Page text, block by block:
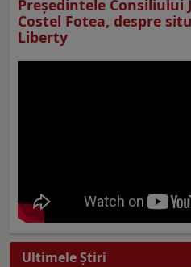
Preşedintele Consiliului
Costel Fotea, despre
Liberty
Ultimele Ştiri